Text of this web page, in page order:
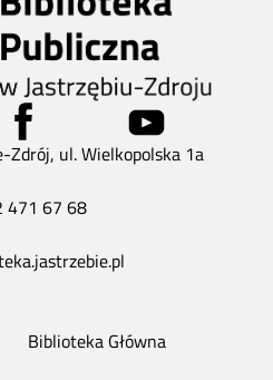
ul. Wielkopolska 1a
471 67 68
Biblioteka Główna